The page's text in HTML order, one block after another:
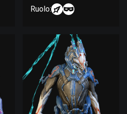
Ruolo: